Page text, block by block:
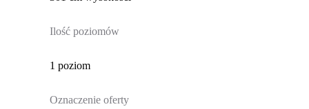
Ilość poziomów
1 poziom
Oznaczenie oferty